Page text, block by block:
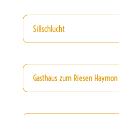
Sillschlucht
Gasthaus zum Riesen Haymon